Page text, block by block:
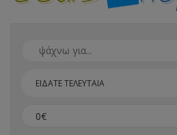
ΕΙΔΑΤΕ ΤΕΛΕΥΤΑΙΑ
0€